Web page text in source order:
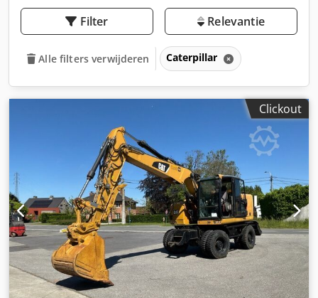
Filter Relevantie
Alle filters verwijderen Caterpillar
Clickout